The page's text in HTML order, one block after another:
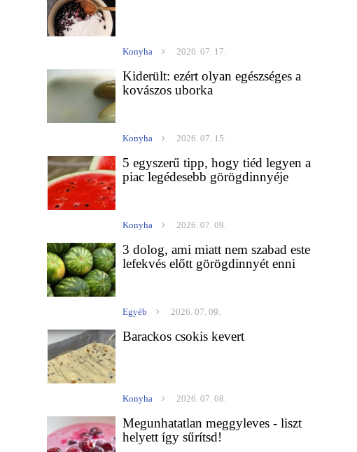
Konyha 2026. 07. 17.
Kiderült: ezért olyan egészséges a
kovászos uborka
Konyha 2026. 07. 15.
5 egyszerű tipp, hogy tiéd legyen a
piac legédesebb görögdinnyéje
Konyha 2026. 07. 09.
3 dolog, ami miatt nem szabad este
lefekvés előtt görögdinnyét enni
Egyéb 2026. 07. 09.
Barackos csokis kevert
Konyha 2026. 07. 08.
Megunhatatlan meggyleves - liszt
helyett így sűrítsd!